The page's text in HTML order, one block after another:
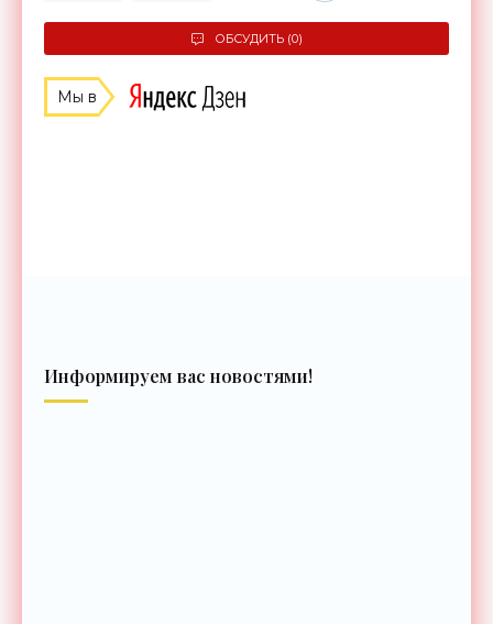
ОБСУДИТЬ (0)
Мы в
Информируем вас новостями!